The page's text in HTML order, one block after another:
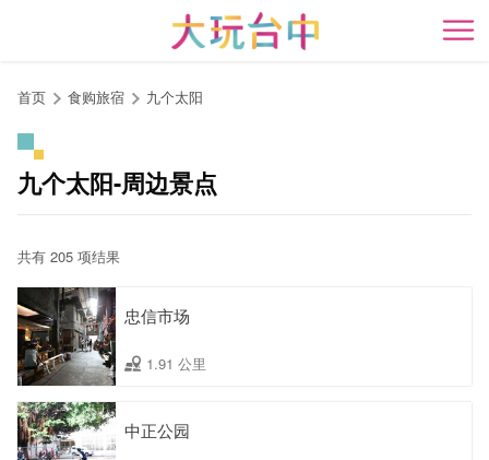
开
首页 食购旅宿 九个太阳
九个太阳-周边景点
共有 205 项结果
忠信市场
1.91 公里
中正公园